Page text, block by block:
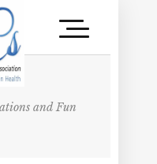
and Fun